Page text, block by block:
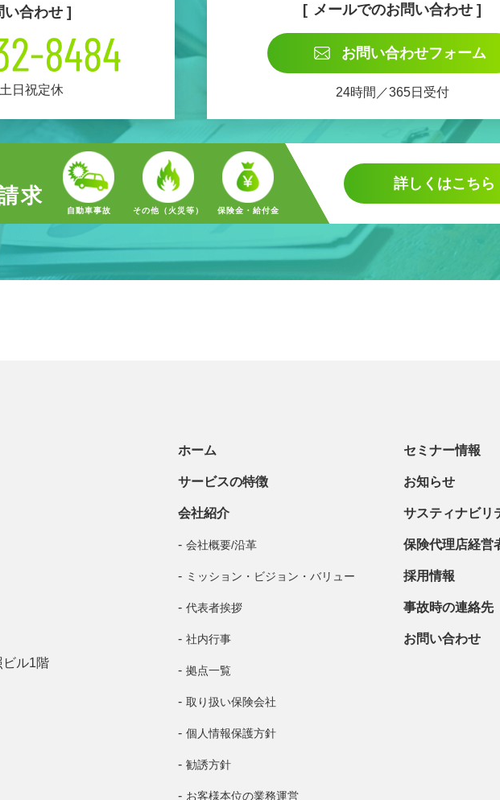
い合わせ
日祝定休
メールでのお問い合わせ
お問い合わせフォーム
24時間／365日受付
求
自動車事故 その他（火災等） 保険金・給付金
詳しくはこちら
ル1階
ホーム
サービスの特徴
会社紹介
会社概要/沿革
ミッション・ビジョン・バリュー
代表者挨拶
社内行事
拠点一覧
取り扱い保険会社
個人情報保護方針
勧誘方針
お客様本位の業務運営
セミナー情報
お知らせ
サスティナビリ
保険代理店経営
採用情報
事故時の連絡先
お問い合わせ